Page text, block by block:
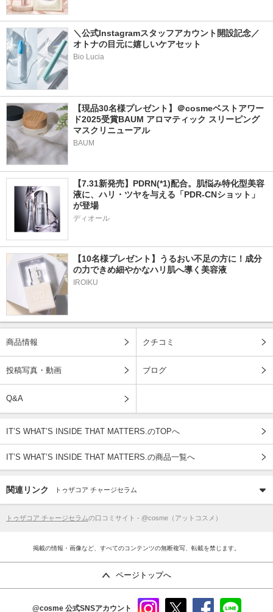
＼公式Instagramスタッフアカウント開設記念／
オトナの目元に嬉しいケアセット
Bio Lucia
【現品30名様プレゼント】＠cosmeベストアワー
ド2025受賞BAUM アロマティック スリーピング
マスクリニューアル
BAUM
【7.31新発売】PDRN(*1)配合。肌悩み特化型美容
液に、ハリ・ツヤを与える「PDR-CNショット」
が登場
ディオール
【10名様プレゼント】うるおい不足の方に！成分
の力できめ細やかなハリ肌へ導く美容液
IROIKU
商品情報 クチコミ
投稿写真・動画 ブログ
Q&A
IT’S WHAT’S INSIDE THAT MATTERS.のTOPへ
IT’S WHAT’S INSIDE THAT MATTERS.の商品一覧へ
関連リンク トゥザコア チャージセラム
トゥザコア チャージセラムの口コミサイト - @cosme（アットコスメ）
掲載の情報・画像など、すべてのコンテンツの無断複写、転載を禁じます。
ページトップへ
@cosme 公式SNSアカウント